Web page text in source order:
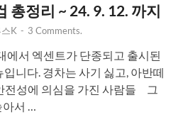
총정리 ~ 24. 9. 12. 까지
K - 3 Comments.
서 엑센트가 단종되고 출시된
니다. 경차는 사기 싫고, 아반떼
전성에 의심을 가진 사람들 그
서 …